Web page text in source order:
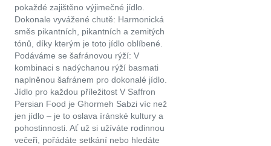
pokaždé zajištěno výjimečné jídlo.
Dokonale vyvážené chutě: Harmonická
směs pikantních, pikantních a zemitých
tónů, díky kterým je toto jídlo oblíbené.
Podáváme se šafránovou rýží: V
kombinaci s nadýchanou rýží basmati
naplněnou šafránem pro dokonalé jídlo.
Jídlo pro každou příležitost V Saffron
Persian Food je Ghormeh Sabzi víc než
jen jídlo – je to oslava íránské kultury a
pohostinnosti. Ať už si užíváte rodinnou
večeři, pořádáte setkání nebo hledáte